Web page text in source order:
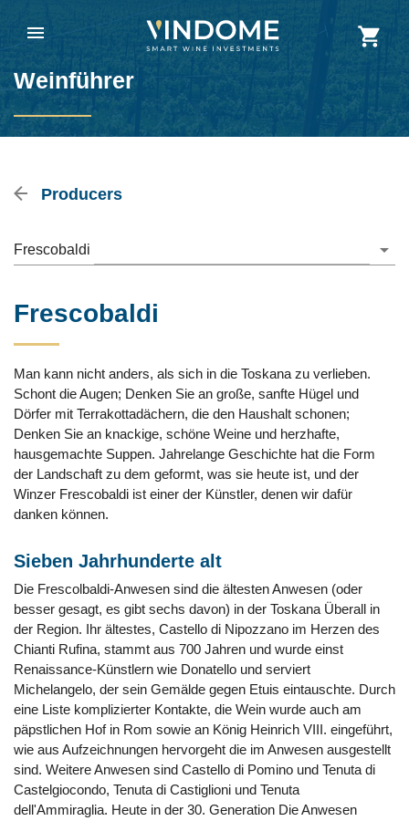
Weinführer
Producers
Frescobaldi
Frescobaldi
Man kann nicht anders, als sich in die Toskana zu verlieben.
Schont die Augen; Denken Sie an große, sanfte Hügel und
Dörfer mit Terrakottadächern, die den Haushalt schonen;
Denken Sie an knackige, schöne Weine und herzhafte,
hausgemachte Suppen. Jahrelange Geschichte hat die Form
der Landschaft zu dem geformt, was sie heute ist, und der
Winzer Frescobaldi ist einer der Künstler, denen wir dafür
danken können.
Sieben Jahrhunderte alt
Die Frescolbaldi-Anwesen sind die ältesten Anwesen (oder
besser gesagt, es gibt sechs davon) in der Toskana Überall in
der Region. Ihr ältestes, Castello di Nipozzano im Herzen des
Chianti Rufina, stammt aus 700 Jahren und wurde einst
Renaissance-Künstlern wie Donatello und serviert
Michelangelo, der sein Gemälde gegen Etuis eintauschte. Durch
eine Liste komplizierter Kontakte, die Wein wurde auch am
päpstlichen Hof in Rom sowie an König Heinrich VIII. eingeführt,
wie aus Aufzeichnungen hervorgeht die im Anwesen ausgestellt
sind. Weitere Anwesen sind Castello di Pomino und Tenuta di
Castelgiocondo, Tenuta di Castiglioni und Tenuta
dell'Ammiraglia. Heute in der 30. Generation Die Anwesen